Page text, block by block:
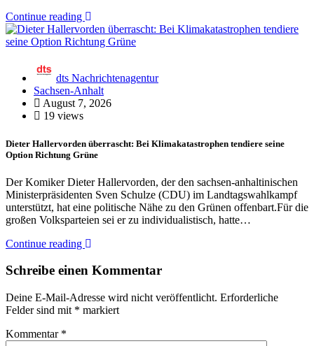
Continue reading
dts Nachrichtenagentur
Sachsen-Anhalt
August 7, 2026
19 views
Dieter Hallervorden überrascht: Bei Klimakatastrophen tendiere seine
Option Richtung Grüne
Der Komiker Dieter Hallervorden, der den sachsen-anhaltinischen
Ministerpräsidenten Sven Schulze (CDU) im Landtagswahlkampf
unterstützt, hat eine politische Nähe zu den Grünen offenbart.Für die
großen Volksparteien sei er zu individualistisch, hatte…
Continue reading
Schreibe einen Kommentar
Deine E-Mail-Adresse wird nicht veröffentlicht. Erforderliche
Felder sind mit * markiert
Kommentar *